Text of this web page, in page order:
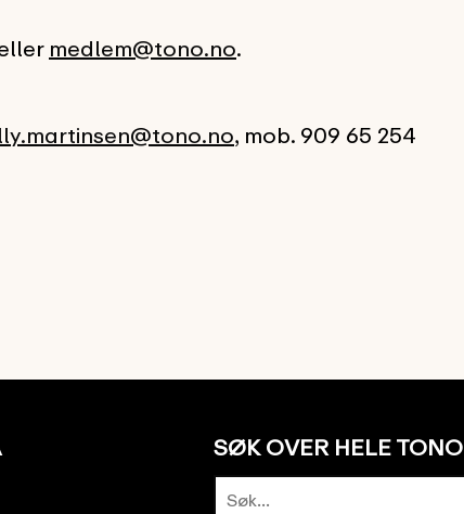
medlem@tono.no.
, mob. 909 65 254
SØK OVER HELE TONO